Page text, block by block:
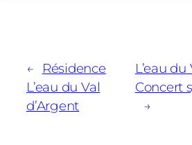
←
Résidence
L’eau du Val
d’Argent
L’eau
Concert
→